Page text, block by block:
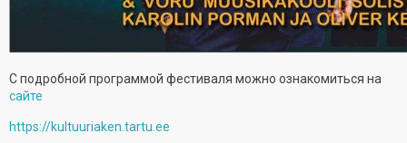
С подробной программой фестиваля можно ознакомиться на
сайте
https://kultuuriaken.tartu.ee